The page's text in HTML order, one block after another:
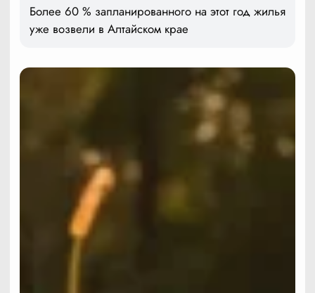
Более 60 % запланированного на этот год жилья
уже возвели в Алтайском крае